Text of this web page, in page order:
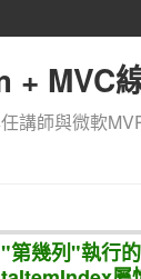
+ MVC
講師與微軟
幾列"執行